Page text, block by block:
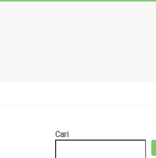
Cari